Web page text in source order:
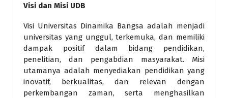
Visi dan Misi UDB
Visi Universitas Dinamika Bangsa adalah menjadi
universitas yang unggul, terkemuka, dan memiliki
dampak positif dalam bidang pendidikan,
penelitian, dan pengabdian masyarakat. Misi
utamanya adalah menyediakan pendidikan yang
inovatif, berkualitas, dan relevan dengan
perkembangan zaman, serta menghasilkan